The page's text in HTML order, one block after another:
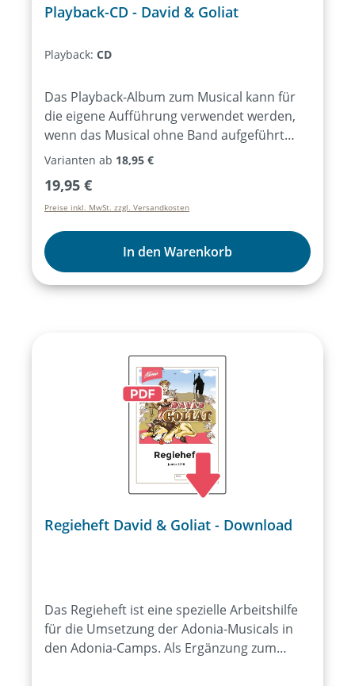
Playback-CD - David & Goliat
Playback: CD
Das Playback-Album zum Musical kann für
die eigene Aufführung verwendet werden,
wenn das Musical ohne Band aufgeführt
werden soll. Enthalten sind alle
Instrumentalversionen.
Varianten ab 18,95 €
Regulärer Preis:
19,95 €
Preise inkl. MwSt. zzgl. Versandkosten
In den Warenkorb
Regieheft David & Goliat - Download
Das Regieheft ist eine spezielle Arbeitshilfe
für die Umsetzung der Adonia-Musicals in
den Adonia-Camps. Als Ergänzung zum